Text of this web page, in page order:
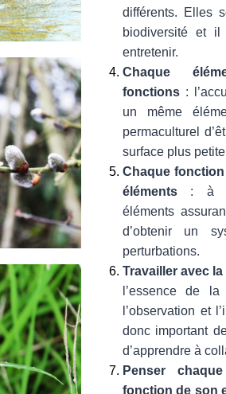
différents. Elles
biodiversité et
entretenir.
Chaque
fonctions:
un même
permaculturel
surface plus
Chaque
éléments: à
éléments
d’obtenir un
perturbations.
Travailler avec
l’essence de
l’observation et
donc important
d’apprendre à
Penser
fonction de son